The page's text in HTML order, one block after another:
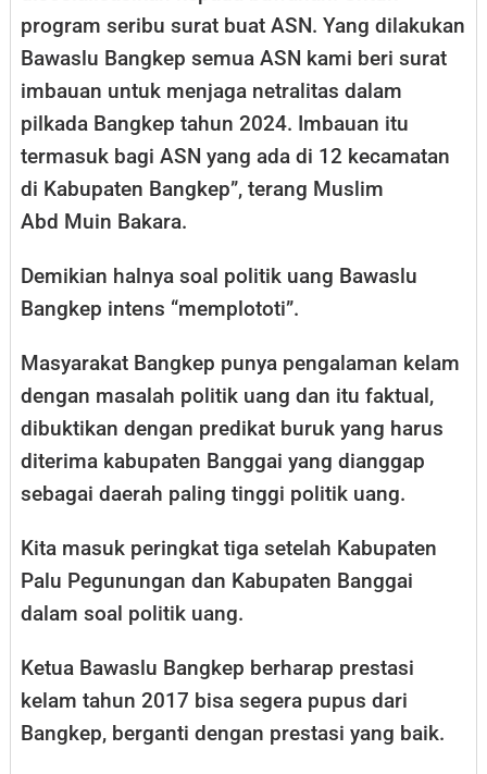
program seribu surat buat ASN. Yang dilakukan
Bawaslu Bangkep semua ASN kami beri surat
imbauan untuk menjaga netralitas dalam
pilkada Bangkep tahun 2024. Imbauan itu
termasuk bagi ASN yang ada di 12 kecamatan
di Kabupaten Bangkep”, terang Muslim
Abd Muin Bakara.
Demikian halnya soal politik uang Bawaslu
Bangkep intens “memplototi”.
Masyarakat Bangkep punya pengalaman kelam
dengan masalah politik uang dan itu faktual,
dibuktikan dengan predikat buruk yang harus
diterima kabupaten Banggai yang dianggap
sebagai daerah paling tinggi politik uang.
Kita masuk peringkat tiga setelah Kabupaten
Palu Pegunungan dan Kabupaten Banggai
dalam soal politik uang.
Ketua Bawaslu Bangkep berharap prestasi
kelam tahun 2017 bisa segera pupus dari
Bangkep, berganti dengan prestasi yang baik.